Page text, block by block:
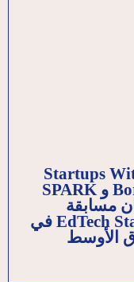
Startups
Borders و SPARK
مسابقة
EdTech Startup في
الأوسط